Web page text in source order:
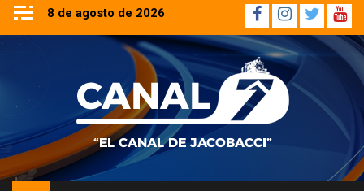
Saltar
contenido
8 de agosto de 2026 Facebook
Instagram
Twitter